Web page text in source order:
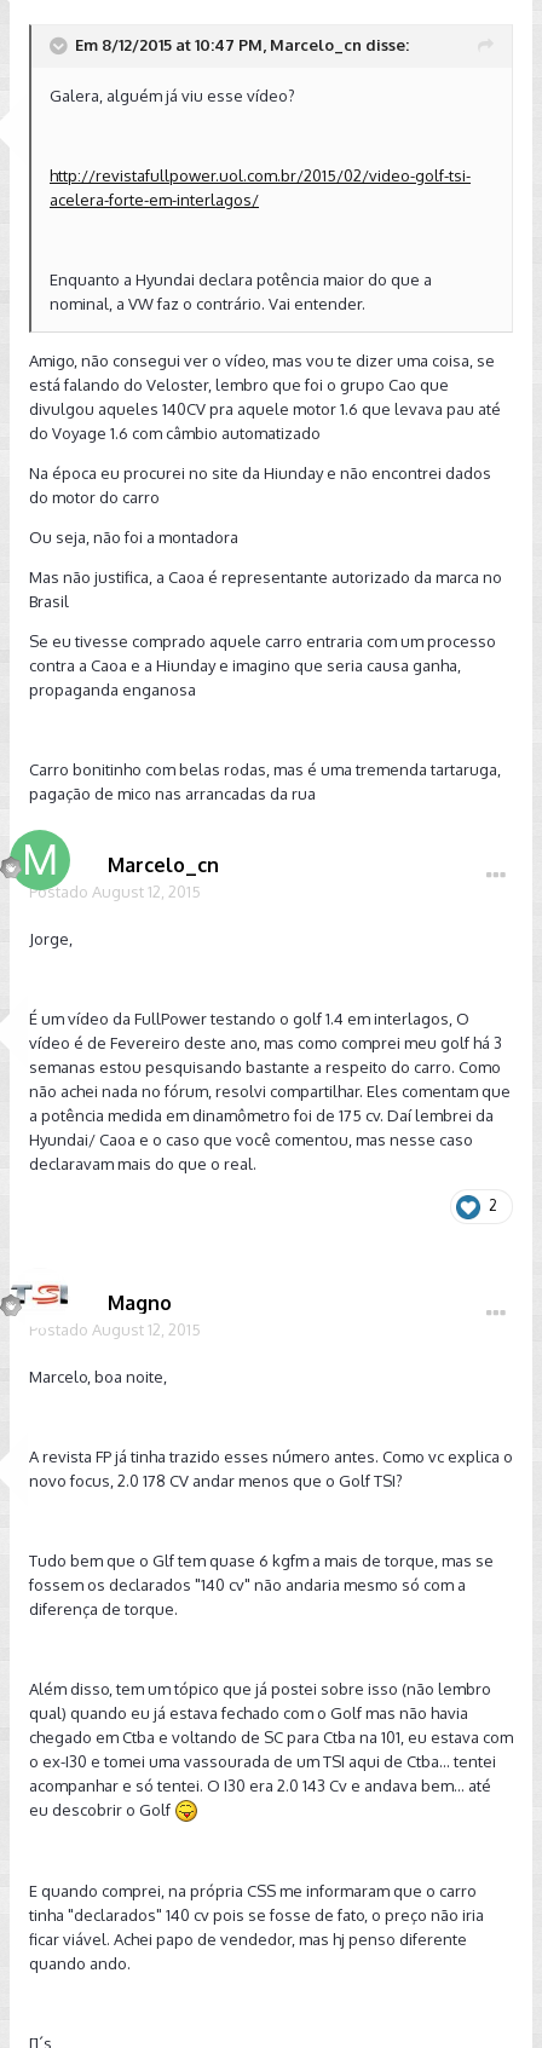
Em 8/12/2015 at 10:47 PM, Marcelo_cn disse:
Galera, alguém já viu esse vídeo?
http://revistafullpower.uol.com.br/2015/02/video-golf-tsi-
acelera-forte-em-interlagos/
Enquanto a Hyundai declara potência maior do que a
nominal, a VW faz o contrário. Vai entender.
Amigo, não consegui ver o vídeo, mas vou te dizer uma coisa, se
está falando do Veloster, lembro que foi o grupo Cao que
divulgou aqueles 140CV pra aquele motor 1.6 que levava pau até
do Voyage 1.6 com câmbio automatizado
Na época eu procurei no site da Hiunday e não encontrei dados
do motor do carro
Ou seja, não foi a montadora
Mas não justifica, a Caoa é representante autorizado da marca no
Brasil
Se eu tivesse comprado aquele carro entraria com um processo
contra a Caoa e a Hiunday e imagino que seria causa ganha,
propaganda enganosa
Carro bonitinho com belas rodas, mas é uma tremenda tartaruga,
pagação de mico nas arrancadas da rua
Marcelo_cn
Postado August 12, 2015
Jorge,
É um vídeo da FullPower testando o golf 1.4 em interlagos, O
vídeo é de Fevereiro deste ano, mas como comprei meu golf há 3
semanas estou pesquisando bastante a respeito do carro. Como
não achei nada no fórum, resolvi compartilhar. Eles comentam que
a potência medida em dinamômetro foi de 175 cv. Daí lembrei da
Hyundai/ Caoa e o caso que você comentou, mas nesse caso
declaravam mais do que o real.
2
Magno
Postado August 12, 2015
Marcelo, boa noite,
A revista FP já tinha trazido esses número antes. Como vc explica o
novo focus, 2.0 178 CV andar menos que o Golf TSI?
Tudo bem que o Glf tem quase 6 kgfm a mais de torque, mas se
fossem os declarados "140 cv" não andaria mesmo só com a
diferença de torque.
Além disso, tem um tópico que já postei sobre isso (não lembro
qual) quando eu já estava fechado com o Golf mas não havia
chegado em Ctba e voltando de SC para Ctba na 101, eu estava com
o ex-I30 e tomei uma vassourada de um TSI aqui de Ctba... tentei
acompanhar e só tentei. O I30 era 2.0 143 Cv e andava bem... até
eu descobrir o Golf
E quando comprei, na própria CSS me informaram que o carro
tinha "declarados" 140 cv pois se fosse de fato, o preço não iria
ficar viável. Achei papo de vendedor, mas hj penso diferente
quando ando.
[]´s